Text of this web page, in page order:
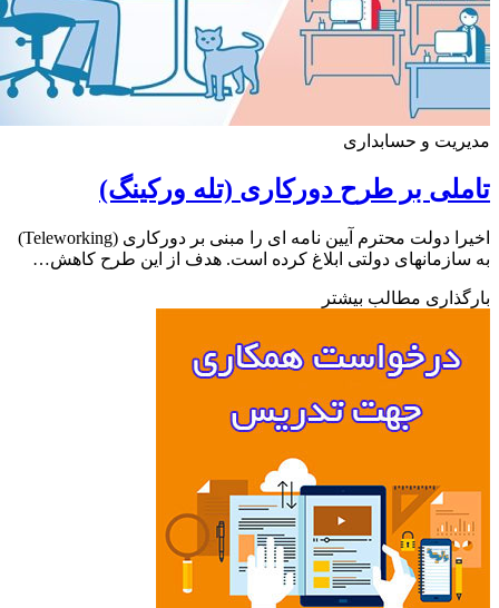
و حسابداری
بر طرح دورکاری (تله ورکینگ)
اخیرا دولت محترم آیین نامه ای را مبنی بر دورکاری (Teleworking)
دولتی ابلاغ کرده است. هدف از این طرح کاهش…
مطالب بیشتر